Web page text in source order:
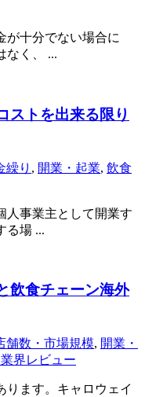
が十分でない場合に
なく、 ...
ストを出来る限り
繰り , 開業・起業, 飲食
人事業主として開業す
る場 ...
飲食チェーン海外
舗数・市場規模, 開業・
界レビュー
ります。キャロウェイ